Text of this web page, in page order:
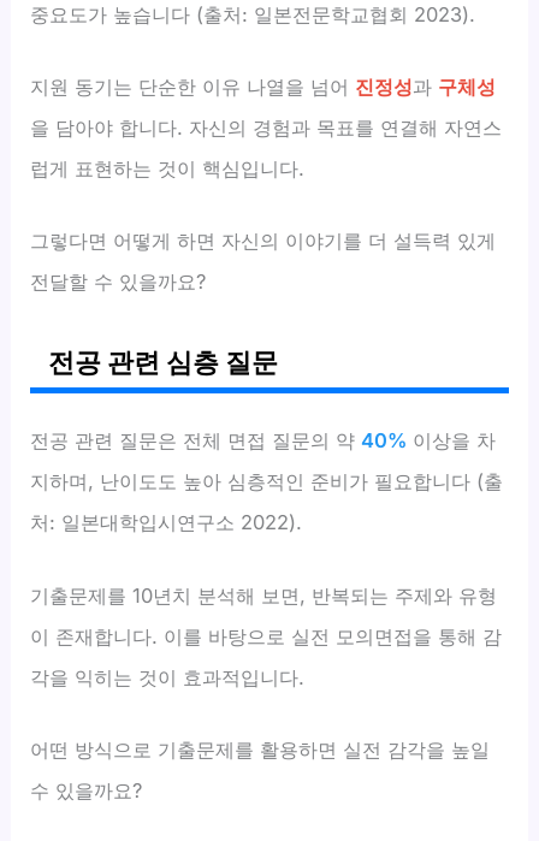
중요도가 높습니다 (출처: 일본전문학교협회 2023).
지원 동기는 단순한 이유 나열을 넘어 진정성과 구체성
을 담아야 합니다. 자신의 경험과 목표를 연결해 자연스
럽게 표현하는 것이 핵심입니다.
그렇다면 어떻게 하면 자신의 이야기를 더 설득력 있게
전달할 수 있을까요?
전공 관련 심층 질문
전공 관련 질문은 전체 면접 질문의 약40% 이상을 차
지하며, 난이도도 높아 심층적인 준비가 필요합니다 (출
처: 일본대학입시연구소 2022).
기출문제를 10년치 분석해 보면, 반복되는 주제와 유형
이 존재합니다. 이를 바탕으로 실전 모의면접을 통해 감
각을 익히는 것이 효과적입니다.
어떤 방식으로 기출문제를 활용하면 실전 감각을 높일
수 있을까요?